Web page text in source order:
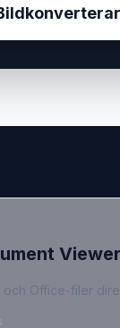
Viewer
och Office-filer